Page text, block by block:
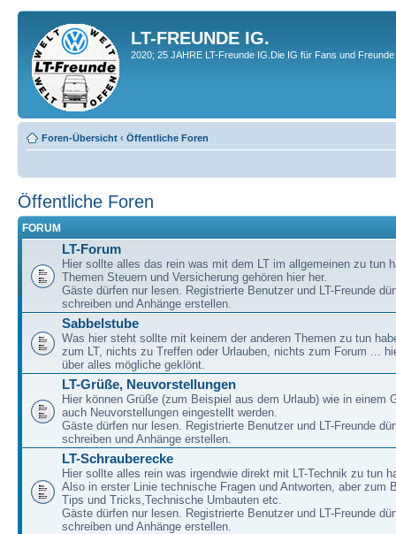
LT-FREUNDE IG.
2020; 25 JAHRE LT-Freunde IG.Die IG für Fans und
Foren-Übersicht ‹ Öffentliche Foren
Öffentliche Foren
FORUM
LT-Forum
Hier sollte alles das rein was mit dem LT im allgemeinen zu tun
Themen Steuern und Versicherung gehören hier her.
Gäste dürfen nur lesen. Registrierte Benutzer und LT-Freunde
schreiben und Anhänge erstellen.
Sabbelstube
Was hier steht sollte mit keinem der anderen Themen zu tun
zum LT, nichts zu Treffen oder Urlauben, nichts zum Forum ...
über alles mögliche geklönt.
LT-Grüße, Neuvorstellungen
Hier können Grüße (zum Beispiel aus dem Urlaub) wie in einem
auch Neuvorstellungen eingestellt werden.
Gäste dürfen nur lesen. Registrierte Benutzer und LT-Freunde
schreiben und Anhänge erstellen.
LT-Schrauberecke
Hier sollte alles rein was irgendwie direkt mit LT-Technik zu tun
Also in erster Linie technische Fragen und Antworten, aber zum
Tips und Tricks,Technische Umbauten etc.
Gäste dürfen nur lesen. Registrierte Benutzer und LT-Freunde
schreiben und Anhänge erstellen.